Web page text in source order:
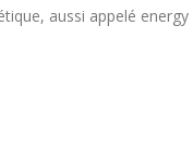
aussi appelé energy